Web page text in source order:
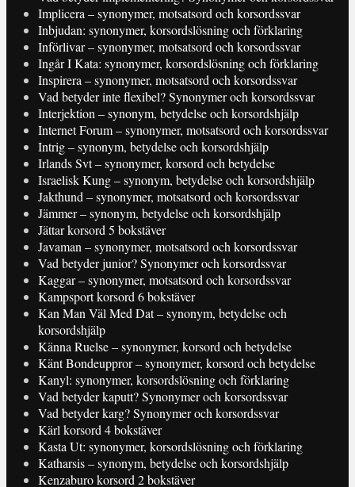
Implicera – synonymer, motsatsord och korsordssvar
Inbjudan: synonymer, korsordslösning och förklaring
Införlivar – synonymer, motsatsord och korsordssvar
Ingår I Kata: synonymer, korsordslösning och förklaring
Inspirera – synonymer, motsatsord och korsordssvar
Vad betyder inte flexibel? Synonymer och korsordssvar
Interjektion – synonym, betydelse och korsordshjälp
Internet Forum – synonymer, motsatsord och korsordssvar
Intrig – synonym, betydelse och korsordshjälp
Irlands Svt – synonymer, korsord och betydelse
Israelisk Kung – synonym, betydelse och korsordshjälp
Jakthund – synonymer, motsatsord och korsordssvar
Jämmer – synonym, betydelse och korsordshjälp
Jättar korsord 5 bokstäver
Javaman – synonymer, motsatsord och korsordssvar
Vad betyder junior? Synonymer och korsordssvar
Kaggar – synonymer, motsatsord och korsordssvar
Kampsport korsord 6 bokstäver
Kan Man Väl Med Dat – synonym, betydelse och
korsordshjälp
Känna Ruelse – synonymer, korsord och betydelse
Känt Bondeuppror – synonymer, korsord och betydelse
Kanyl: synonymer, korsordslösning och förklaring
Vad betyder kaputt? Synonymer och korsordssvar
Vad betyder karg? Synonymer och korsordssvar
Kärl korsord 4 bokstäver
Kasta Ut: synonymer, korsordslösning och förklaring
Katharsis – synonym, betydelse och korsordshjälp
Kenzaburo korsord 2 bokstäver